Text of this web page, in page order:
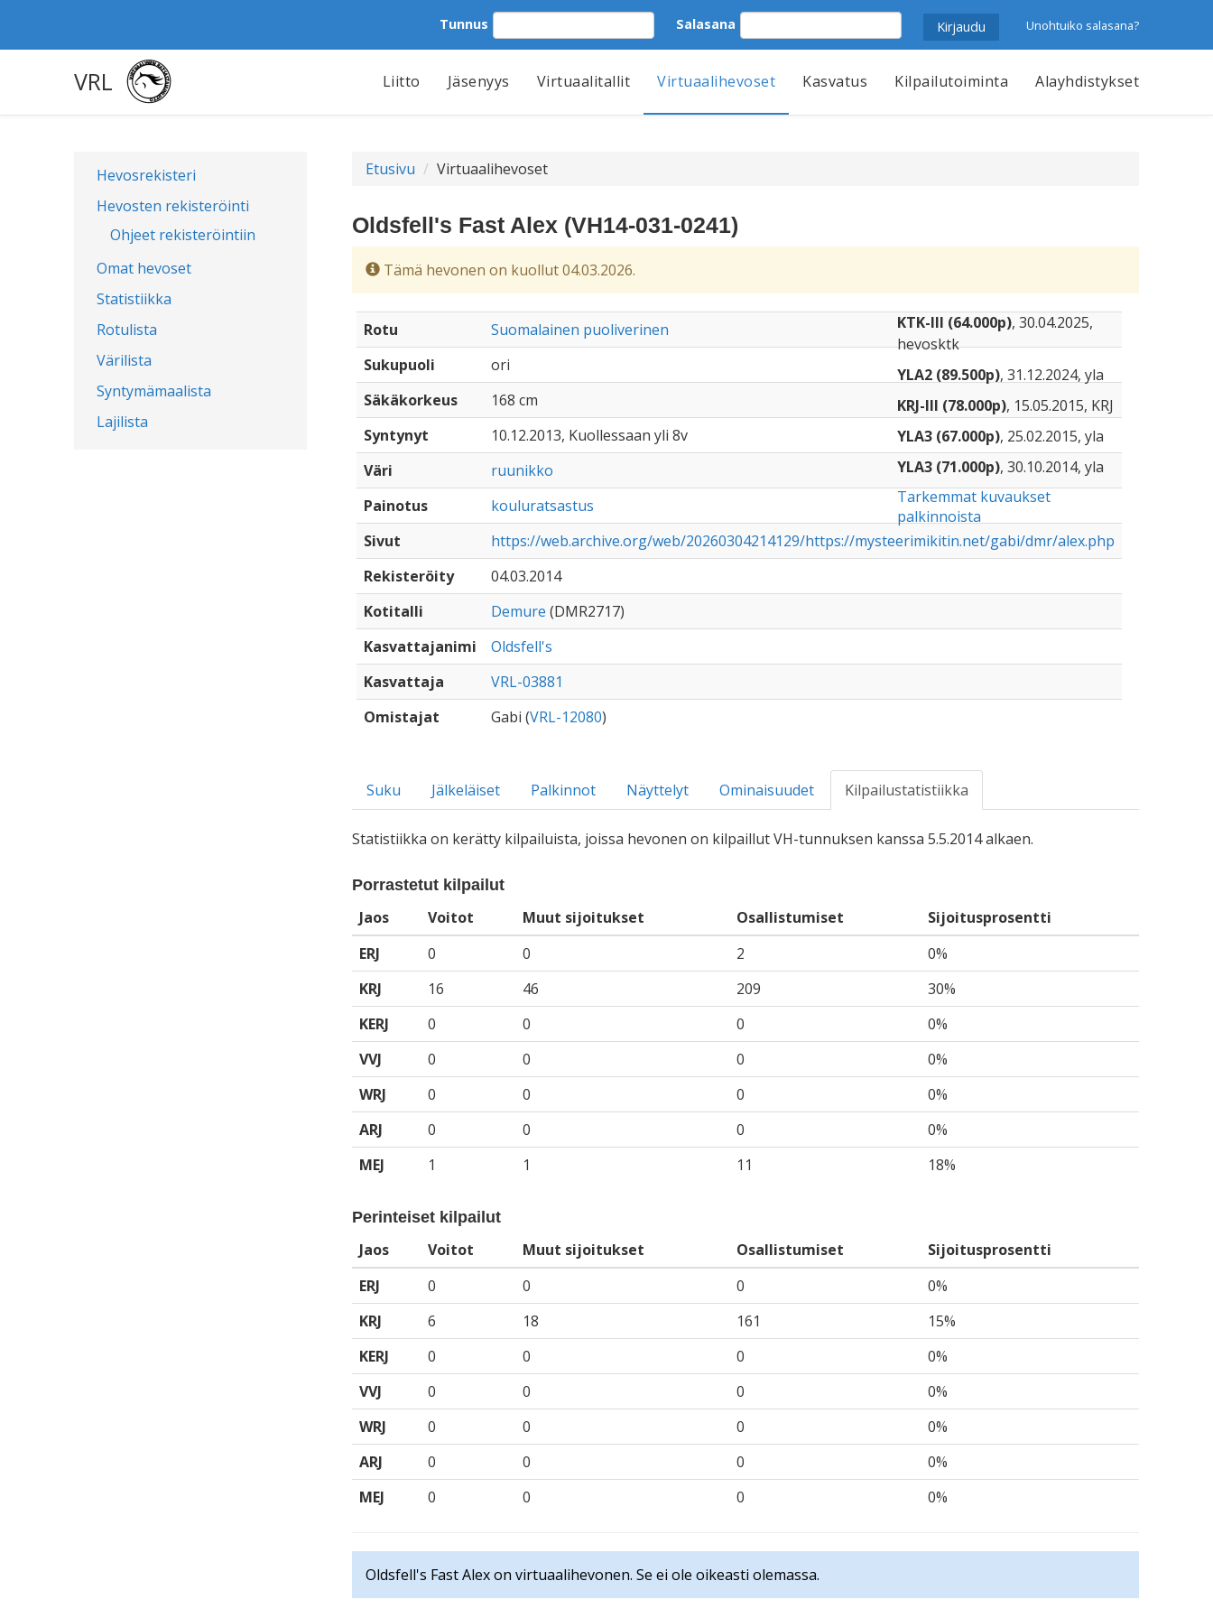
Tunnus Salasana Unohtuiko salasana?
VRL Liitto Jäsenyys Virtuaalitallit Virtuaalihevoset Kasvatus Kilpailutoiminta Alayhdistykset
Hevosrekisteri
Hevosten rekisteröinti
Ohjeet rekisteröintiin
Omat hevoset
Statistiikka
Rotulista
Värilista
Syntymämaalista
Lajilista
Etusivu Virtuaalihevoset
Oldsfell's Fast Alex (VH14-031-0241)
Tämä hevonen on kuollut 04.03.2026.
Rotu
Suomalainen puoliverinen
Sukupuoli
ori
Säkäkorkeus
168 cm
Syntynyt
10.12.2013, Kuollessaan yli 8v
Väri
ruunikko
Painotus
kouluratsastus
Sivut
https://web.archive.org/web/20260304214129/https://mysteerimikitin.net/gabi/dmr/alex.php
Rekisteröity
04.03.2014
Kotitalli
Demure (DMR2717)
Kasvattajanimi
Oldsfell's
Kasvattaja
VRL-03881
Omistajat
Gabi (VRL-12080)
KTK-III (64.000p), 30.04.2025,
hevosktk
YLA2 (89.500p), 31.12.2024, yla
KRJ-III (78.000p), 15.05.2015, KRJ
YLA3 (67.000p), 25.02.2015, yla
YLA3 (71.000p), 30.10.2014, yla
Tarkemmat kuvaukset
palkinnoista
Suku Jälkeläiset Palkinnot Näyttelyt Ominaisuudet Kilpailustatistiikka
Statistiikka on kerätty kilpailuista, joissa hevonen on kilpaillut VH-tunnuksen kanssa 5.5.2014 alkaen.
Porrastetut kilpailut
Jaos Voitot Muut sijoitukset Osallistumiset
Sijoitusprosentti
ERJ
0 0 2
0%
KRJ
16 46 209
30%
KERJ
0 0 0
0%
VVJ
0 0 0
0%
WRJ
0 0 0
0%
ARJ
0 0 0
0%
MEJ
1 1 11 18%
Perinteiset kilpailut
Jaos Voitot Muut sijoitukset Osallistumiset
Sijoitusprosentti
ERJ
0 0 0
0%
KRJ
6 18 161
15%
KERJ
0 0 0
0%
VVJ
0 0 0
0%
WRJ
0 0 0
0%
ARJ
0 0 0
0%
MEJ
0 0 0 0%
Oldsfell's Fast Alex on virtuaalihevonen. Se ei ole oikeasti olemassa.